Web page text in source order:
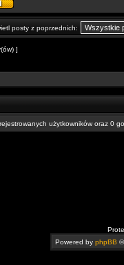
posty z poprzednich:
]
użytkowników oraz 0
Powered by phpBB